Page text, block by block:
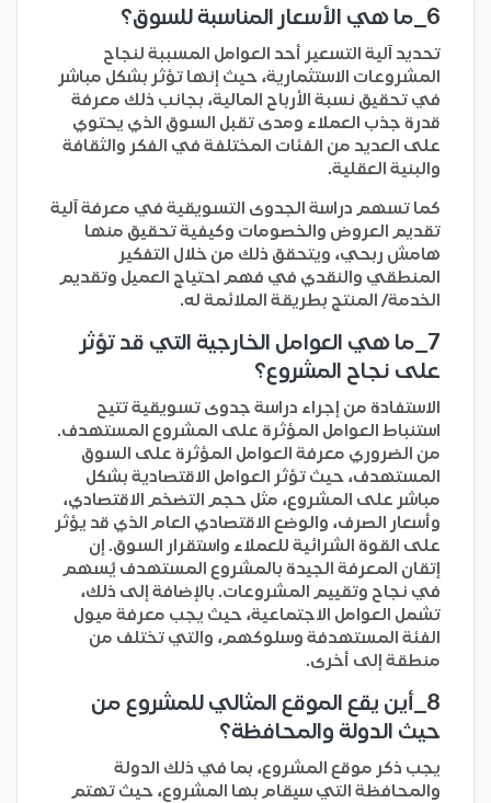
6_ ما هي الأسعار المناسبة للسوق؟
تحديد آلية التسعير أحد العوامل المسببة لنجاح
المشروعات الاستثمارية، حيث إنها تؤثر بشكل مباشر
في تحقيق نسبة الأرباح المالية، بجانب ذلك معرفة
قدرة جذب العملاء ومدى تقبل السوق الذي يحتوي
على العديد من الفئات المختلفة في الفكر والثقافة
والبنية العقلية.
كما تسهم دراسة الجدوى التسويقية في معرفة آلية
تقديم العروض والخصومات وكيفية تحقيق منها
هامش ربحي، ويتحقق ذلك من خلال التفكير
المنطقي والنقدي في فهم احتياج العميل وتقديم
الخدمة/ المنتج بطريقة الملائمة له.
7_ ما هي العوامل الخارجية التي قد تؤثر
على نجاح المشروع؟
الاستفادة من إجراء دراسة جدوى تسويقية تتيح
استنباط العوامل المؤثرة على المشروع المستهدف.
من الضروري معرفة العوامل المؤثرة على السوق
المستهدف، حيث تؤثر العوامل الاقتصادية بشكل
مباشر على المشروع، مثل حجم التضخم الاقتصادي،
وأسعار الصرف، والوضع الاقتصادي العام الذي قد يؤثر
على القوة الشرائية للعملاء واستقرار السوق. إن
إتقان المعرفة الجيدة بالمشروع المستهدف يُسهم
في نجاح وتقييم المشروعات. بالإضافة إلى ذلك،
تشمل العوامل الاجتماعية، حيث يجب معرفة ميول
الفئة المستهدفة وسلوكهم، والتي تختلف من
منطقة إلى أخرى.
8_أين يقع الموقع المثالي للمشروع من
حيث الدولة والمحافظة؟
يجب ذكر موقع المشروع، بما في ذلك الدولة
والمحافظة التي سيقام بها المشروع، حيث تهتم